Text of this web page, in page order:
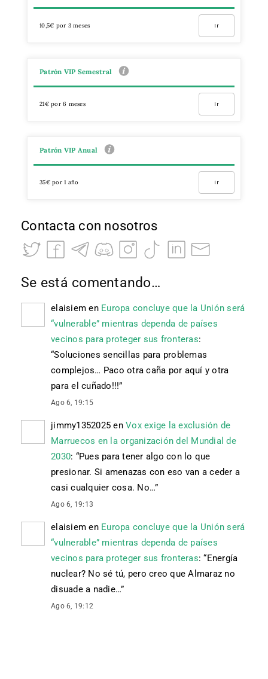
10,5€ por 3 meses Ir
Patrón VIP Semestral
21€ por 6 meses Ir
Patrón VIP Anual
35€ por 1 año Ir
Contacta con nosotros
Se está comentando…
elaisiem en Europa concluye que la Unión será
“vulnerable” mientras dependa de países
vecinos para proteger sus fronteras:
“Soluciones sencillas para problemas
complejos… Paco otra caña por aquí y otra
para el cuñado!!!”
Ago 6, 19:15
jimmy1352025 en Vox exige la exclusión de
Marruecos en la organización del Mundial de
2030: “Pues para tener algo con lo que
presionar. Si amenazas con eso van a ceder a
casi cualquier cosa. No…”
Ago 6, 19:13
elaisiem en Europa concluye que la Unión será
“vulnerable” mientras dependa de países
vecinos para proteger sus fronteras: “Energía
nuclear? No sé tú, pero creo que Almaraz no
disuade a nadie…”
Ago 6, 19:12